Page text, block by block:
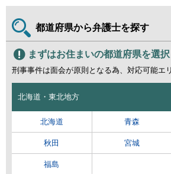
都道府県から弁護士を探す
まずはお住まいの都道府県を選択
刑事事件は面会が原則となる為、対応可能エ
北海道・東北地方
北海道 青森
秋田 宮城
福島